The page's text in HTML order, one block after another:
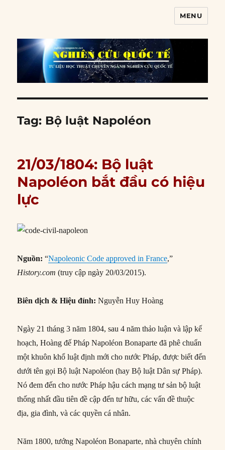
MENU
Tag: Bộ luật Napoléon
21/03/1804: Bộ luật
Napoléon bắt đầu có hiệu
lực
Nguồn: “Napoleonic Code approved in France,”
History.com (truy cập ngày 20/03/2015).
Biên dịch & Hiệu đính: Nguyễn Huy Hoàng
Ngày 21 tháng 3 năm 1804, sau 4 năm thảo luận và lập kế
hoạch, Hoàng đế Pháp Napoléon Bonaparte đã phê chuẩn
một khuôn khổ luật định mới cho nước Pháp, được biết đến
dưới tên gọi Bộ luật Napoléon (hay Bộ luật Dân sự Pháp).
Nó đem đến cho nước Pháp hậu cách mạng tư sản bộ luật
thống nhất đầu tiên đề cập đến tư hữu, các vấn đề thuộc
địa, gia đình, và các quyền cá nhân.
Năm 1800, tướng Napoléon Bonaparte, nhà chuyên chính